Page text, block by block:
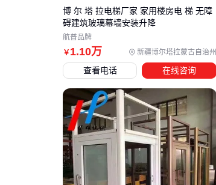
￥ 1.10万 新疆博尔塔拉蒙古自治州
博 尔 塔 拉电梯厂家 家用楼房电 梯 无障
碍建筑玻璃幕墙安装升降
航普品牌
查看电话 在线咨询